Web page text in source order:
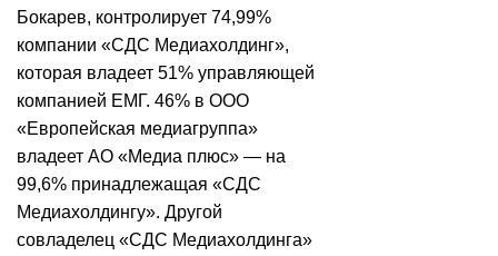
Бокарев, контролирует 74,99%
компании «СДС Медиахолдинг»,
которая владеет 51% управляющей
компанией ЕМГ. 46% в ООО
«Европейская медиагруппа»
владеет АО «Медиа плюс» — на
99,6% принадлежащая «СДС
Медиахолдингу». Другой
совладелец «СДС Медиахолдинга»